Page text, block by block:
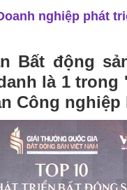
nghiệp phát
Bất động
là 1 trong
Công nghiệp